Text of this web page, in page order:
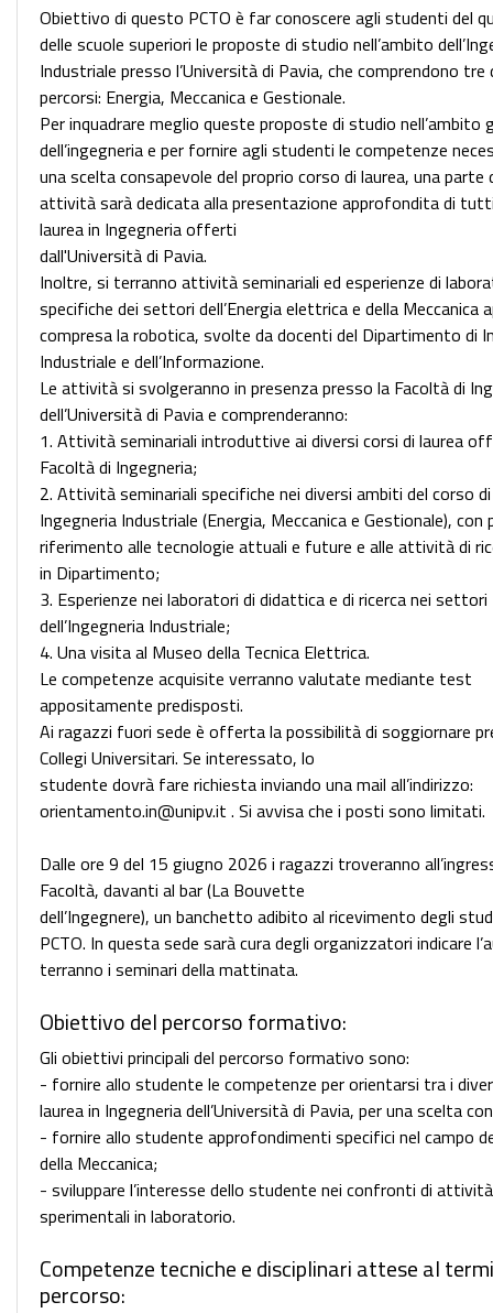
Obiettivo di questo PCTO è far conoscere agli studenti del
delle scuole superiori le proposte di studio nell’ambito
Industriale presso l’Università di Pavia, che comprendono tre
percorsi: Energia, Meccanica e Gestionale.
Per inquadrare meglio queste proposte di studio nell’ambito
dell’ingegneria e per fornire agli studenti le competenze
una scelta consapevole del proprio corso di laurea, una parte
attività sarà dedicata alla presentazione approfondita di
laurea in Ingegneria offerti
dall'Università di Pavia.
Inoltre, si terranno attività seminariali ed esperienze di
specifiche dei settori dell’Energia elettrica e della Meccanica
compresa la robotica, svolte da docenti del Dipartimento di
Industriale e dell’Informazione.
Le attività si svolgeranno in presenza presso la Facoltà di
dell’Università di Pavia e comprenderanno:
1. Attività seminariali introduttive ai diversi corsi di laurea
Facoltà di Ingegneria;
2. Attività seminariali specifiche nei diversi ambiti del corso
Ingegneria Industriale (Energia, Meccanica e Gestionale), con
riferimento alle tecnologie attuali e future e alle attività di
in Dipartimento;
3. Esperienze nei laboratori di didattica e di ricerca nei settori
dell’Ingegneria Industriale;
4. Una visita al Museo della Tecnica Elettrica.
Le competenze acquisite verranno valutate mediante test
appositamente predisposti.
Ai ragazzi fuori sede è offerta la possibilità di soggiornare
Collegi Universitari. Se interessato, lo
studente dovrà fare richiesta inviando una mail all’indirizzo:
orientamento.in@unipv.it . Si avvisa che i posti sono limitati.
Dalle ore 9 del 15 giugno 2026 i ragazzi troveranno
Facoltà, davanti al bar (La Bouvette
dell’Ingegnere), un banchetto adibito al ricevimento degli
PCTO. In questa sede sarà cura degli organizzatori indicare
terranno i seminari della mattinata.
Obiettivo del percorso formativo:
Gli obiettivi principali del percorso formativo sono:
- fornire allo studente le competenze per orientarsi tra i
laurea in Ingegneria dell’Università di Pavia, per una scelta
- fornire allo studente approfondimenti specifici nel campo
della Meccanica;
- sviluppare l’interesse dello studente nei confronti di attività
sperimentali in laboratorio.
Competenze tecniche e disciplinari attese al
percorso: